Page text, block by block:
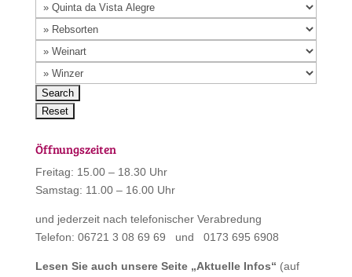
Öffnungszeiten
Freitag: 15.00 – 18.30 Uhr
Samstag: 11.00 – 16.00 Uhr
und jederzeit nach telefonischer Verabredung
Telefon: 06721 3 08 69 69 und 0173 695 6908
Lesen Sie auch unsere Seite „Aktuelle Infos“ (auf